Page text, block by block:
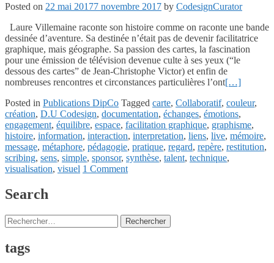
Posted on 22 mai 20177 novembre 2017 by CodesignCurator
Laure Villemaine raconte son histoire comme on raconte une bande
dessinée d’aventure. Sa destinée n’était pas de devenir facilitatrice
graphique, mais géographe. Sa passion des cartes, la fascination
pour une émission de télévision devenue culte à ses yeux (“le
dessous des cartes” de Jean-Christophe Victor) et enfin de
nombreuses rencontres et circonstances particulières l’ont[…]
Posted in Publications DipCo Tagged carte, Collaboratif, couleur,
création, D.U Codesign, documentation, échanges, émotions,
engagement, équilibre, espace, facilitation graphique, graphisme,
histoire, information, interaction, interpretation, liens, live, mémoire,
message, métaphore, pédagogie, pratique, regard, repère, restitution,
scribing, sens, simple, sponsor, synthèse, talent, technique,
visualisation, visuel 1 Comment
navigation
Search
Rechercher :
tags